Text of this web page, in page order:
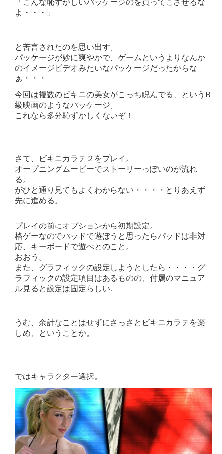
「こんな恥ずかしいパッケージのを買ってこさせるな
よ・・・」
と苦言されたのを思い出す。
パッケージが妙に爽やかで、ゲームというよりなんか
のイメージビデオみたいなパッケージだったからな
ぁ・・・
今回は複数のビキニの美女がこっち睨んでる、というB
級映画のようなパッケージ。
これなら多分恥ずかしくないぞ！
さて、ビキニカラテ２をプレイ。
オープニングムービーでストーリーっぽいのが流れ
る。
がひと通り見てもよくわからない・・・・とりあえず
先に進める。
プレイの前にオプションから初期設定。
格ゲーなのでパッドで遊ぼうと思ったらパッドは非対
応、キーボードで遊べとのこと。
おおう。
また、グラフィックの設定しようとしたら・・・・グ
ラフィックの設定項目はあるものの、付属のマニュア
ル見ると設定は固定らしい。
うむ、余計なことはせずにさっさとビキニカラテを楽
しめ、ということか。
ではキャラクター選択。